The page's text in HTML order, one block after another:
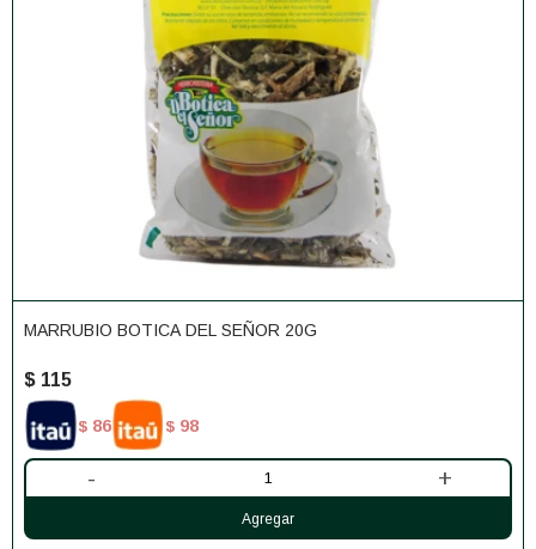
MARRUBIO BOTICA DEL SEÑOR 20G
$ 115
$ 86 $ 98
- +